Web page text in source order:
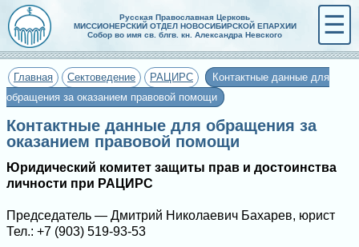
Русская Православная Церковь
МИССИОНЕРСКИЙ ОТДЕЛ НОВОСИБИРСКОЙ ЕПАРХИИ
Собор во имя св. блгв. кн. Александра Невского
☰
Главная Сектоведение РАЦИРС
Контактные данные для
обращения за оказанием правовой помощи
Контактные данные для обращения за
оказанием правовой помощи
Юридический комитет защиты прав и достоинства
личности при РАЦИРС
Председатель — Дмитрий Николаевич Бахарев, юрист
Тел.: +7 (903) 519-93-53